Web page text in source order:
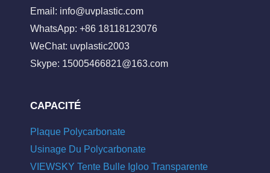
Email: info@uvplastic.com
WhatsApp: +86 18118123076
WeChat: uvplastic2003
Skype: 15005466821@163.com
CAPACITÉ
Plaque Polycarbonate
Usinage Du Polycarbonate
VIEWSKY Tente Bulle Igloo Transparente